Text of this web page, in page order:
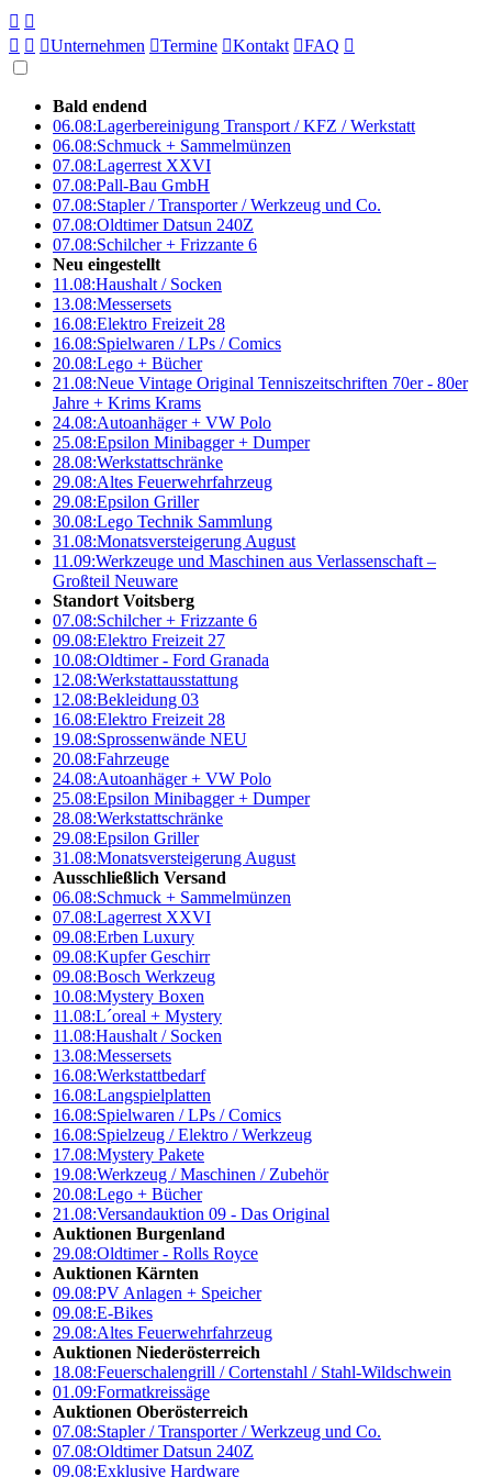
 
  Unternehmen Termine Kontakt FAQ 
Bald endend
06.08:Lagerbereinigung Transport / KFZ / Werkstatt
06.08:Schmuck + Sammelmünzen
07.08:Lagerrest XXVI
07.08:Pall-Bau GmbH
07.08:Stapler / Transporter / Werkzeug und Co.
07.08:Oldtimer Datsun 240Z
07.08:Schilcher + Frizzante 6
Neu eingestellt
11.08:Haushalt / Socken
13.08:Messersets
16.08:Elektro Freizeit 28
16.08:Spielwaren / LPs / Comics
20.08:Lego + Bücher
21.08:Neue Vintage Original Tenniszeitschriften 70er - 80er
Jahre + Krims Krams
24.08:Autoanhäger + VW Polo
25.08:Epsilon Minibagger + Dumper
28.08:Werkstattschränke
29.08:Altes Feuerwehrfahrzeug
29.08:Epsilon Griller
30.08:Lego Technik Sammlung
31.08:Monatsversteigerung August
11.09:Werkzeuge und Maschinen aus Verlassenschaft –
Großteil Neuware
Standort Voitsberg
07.08:Schilcher + Frizzante 6
09.08:Elektro Freizeit 27
10.08:Oldtimer - Ford Granada
12.08:Werkstattausstattung
12.08:Bekleidung 03
16.08:Elektro Freizeit 28
19.08:Sprossenwände NEU
20.08:Fahrzeuge
24.08:Autoanhäger + VW Polo
25.08:Epsilon Minibagger + Dumper
28.08:Werkstattschränke
29.08:Epsilon Griller
31.08:Monatsversteigerung August
Ausschließlich Versand
06.08:Schmuck + Sammelmünzen
07.08:Lagerrest XXVI
09.08:Erben Luxury
09.08:Kupfer Geschirr
09.08:Bosch Werkzeug
10.08:Mystery Boxen
11.08:L´oreal + Mystery
11.08:Haushalt / Socken
13.08:Messersets
16.08:Werkstattbedarf
16.08:Langspielplatten
16.08:Spielwaren / LPs / Comics
16.08:Spielzeug / Elektro / Werkzeug
17.08:Mystery Pakete
19.08:Werkzeug / Maschinen / Zubehör
20.08:Lego + Bücher
21.08:Versandauktion 09 - Das Original
Auktionen Burgenland
29.08:Oldtimer - Rolls Royce
Auktionen Kärnten
09.08:PV Anlagen + Speicher
09.08:E-Bikes
29.08:Altes Feuerwehrfahrzeug
Auktionen Niederösterreich
18.08:Feuerschalengrill / Cortenstahl / Stahl-Wildschwein
01.09:Formatkreissäge
Auktionen Oberösterreich
07.08:Stapler / Transporter / Werkzeug und Co.
07.08:Oldtimer Datsun 240Z
09.08:Exklusive Hardware